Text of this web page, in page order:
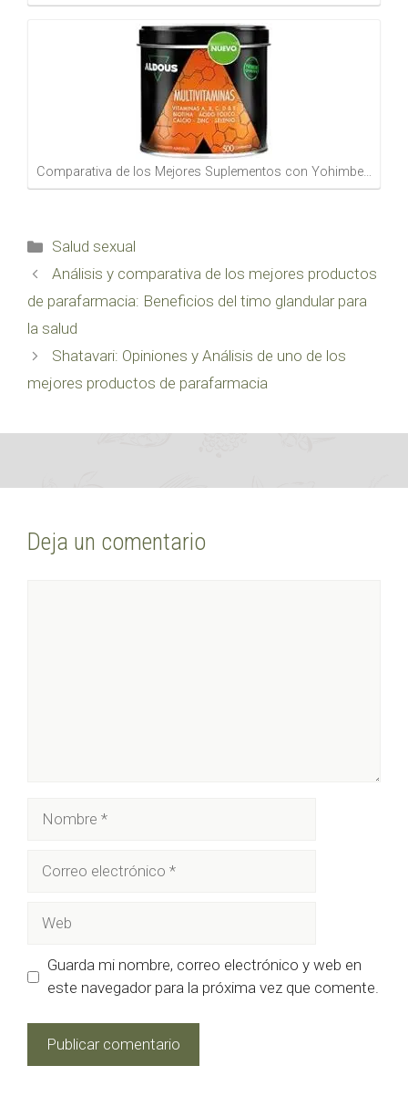
Comparativa de los Mejores Suplementos con Yohimbe…
Categorías
Salud sexual
Análisis y comparativa de los mejores productos
de parafarmacia: Beneficios del timo glandular para
la salud
Shatavari: Opiniones y Análisis de uno de los
mejores productos de parafarmacia
Deja un comentario
Guarda mi nombre, correo electrónico y web en
este navegador para la próxima vez que comente.